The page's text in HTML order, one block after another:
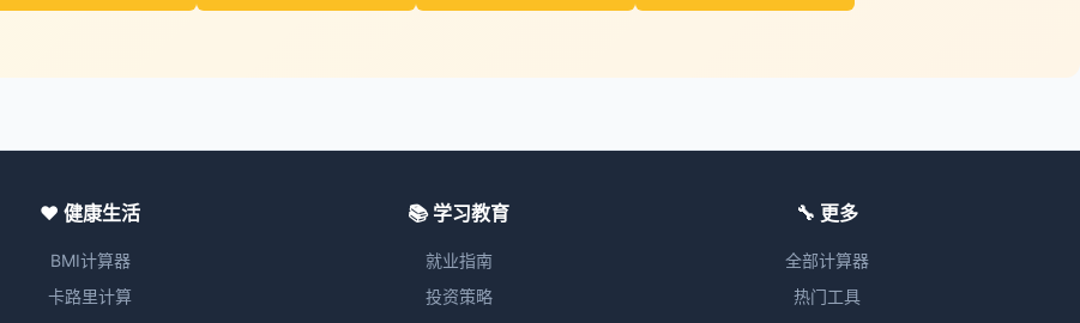
❤️ 健康生活
BMI计算器
卡路里计算
📚 学习教育
就业指南
投资策略
🔧 更多
全部计算器
热门工具